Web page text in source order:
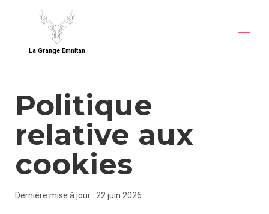
La Grange Emnitan
Descripció
Mapa
Per què reservar DIRECT al nostre lloc
Tarifes
Disponibilitat
Contacte
Allotjament a prop del CERN
Politique
relative aux
cookies
Dernière mise à jour : 22 juin 2026